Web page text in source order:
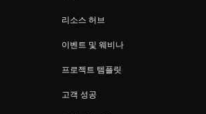
리소스 허브
이벤트 및 웨비나
프로젝트 템플릿
고객 성공